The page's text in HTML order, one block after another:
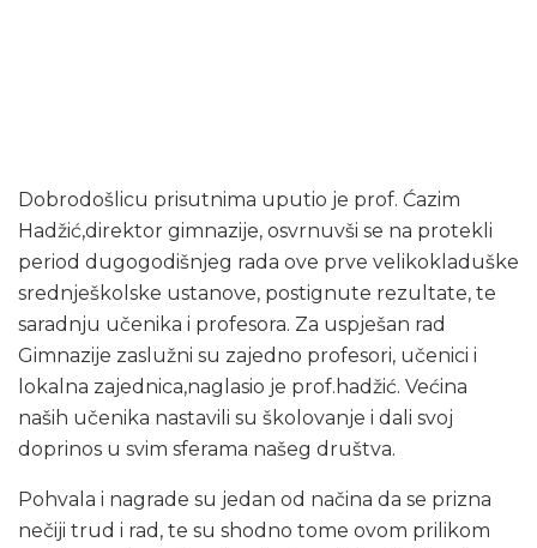
Dobrodošlicu prisutnima uputio je prof. Ćazim
Hadžić,direktor gimnazije, osvrnuvši se na protekli
period dugogodišnjeg rada ove prve velikokladuške
srednješkolske ustanove, postignute rezultate, te
saradnju učenika i profesora. Za uspješan rad
Gimnazije zaslužni su zajedno profesori, učenici i
lokalna zajednica,naglasio je prof.hadžić. Većina
naših učenika nastavili su školovanje i dali svoj
doprinos u svim sferama našeg društva.
Pohvala i nagrade su jedan od načina da se prizna
nečiji trud i rad, te su shodno tome ovom prilikom